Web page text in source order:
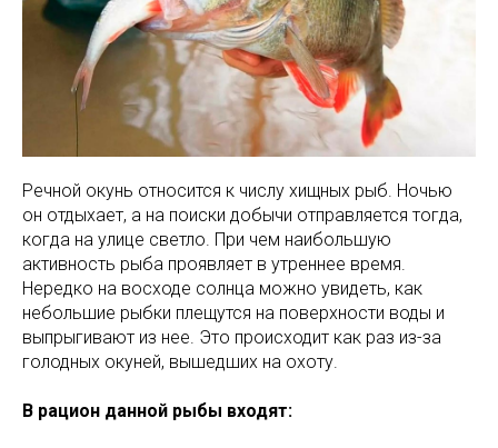
Речной окунь относится к числу хищных рыб. Ночью
он отдыхает, а на поиски добычи отправляется тогда,
когда на улице светло. При чем наибольшую
активность рыба проявляет в утреннее время.
Нередко на восходе солнца можно увидеть, как
небольшие рыбки плещутся на поверхности воды и
выпрыгивают из нее. Это происходит как раз из-за
голодных окуней, вышедших на охоту.
В рацион данной рыбы входят: